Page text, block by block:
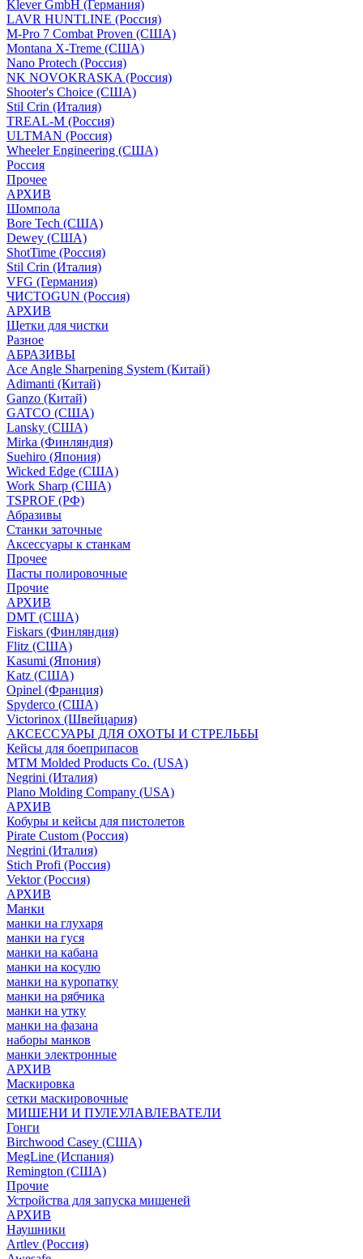
Klever GmbH (Германия)
LAVR HUNTLINE (Россия)
M-Pro 7 Combat Proven (СШA)
Montana X-Treme (США)
Nano Protech (Россия)
NK NOVOKRASKA (Россия)
Shooter's Choice (СШA)
Stil Crin (Италия)
TREAL-M (Россия)
ULTMAN (Россия)
Wheeler Engineering (СШA)
Россия
Прочее
АРХИВ
Шомпола
Bore Tech (США)
Dewey (США)
ShotTime (Россия)
Stil Crin (Италия)
VFG (Германия)
ЧИСТОGUN (Россия)
АРХИВ
Щетки для чистки
Разное
АБРАЗИВЫ
Ace Angle Sharpening System (Китай)
Adimanti (Китай)
Ganzo (Китай)
GATCO (США)
Lansky (США)
Mirka (Финляндия)
Suehiro (Япония)
Wicked Edge (США)
Work Sharp (США)
TSPROF (РФ)
Абразивы
Станки заточные
Аксессуары к станкам
Прочее
Пасты полировочные
Прочие
АРХИВ
DMT (США)
Fiskars (Финляндия)
Flitz (США)
Kasumi (Япония)
Katz (США)
Opinel (Франция)
Spyderco (США)
Victorinox (Швейцария)
АКСЕССУАРЫ ДЛЯ ОХОТЫ И СТРЕЛЬБЫ
Кейсы для боеприпасов
MTM Molded Products Co. (USA)
Negrini (Италия)
Plano Molding Company (USA)
АРХИВ
Кобуры и кейсы для пистолетов
Pirate Custom (Россия)
Negrini (Италия)
Stich Profi (Россия)
Vektor (Россия)
АРХИВ
Манки
манки на глухаря
манки на гуся
манки на кабана
манки на косулю
манки на куропатку
манки на рябчика
манки на утку
манки на фазана
наборы манков
манки электронные
АРХИВ
Маскировка
сетки маскировочные
МИШЕНИ И ПУЛЕУЛАВЛЕВАТЕЛИ
Гонги
Birchwood Casey (США)
MegLine (Испания)
Remington (США)
Прочие
Устройства для запуска мишеней
АРХИВ
Наушники
Artlev (Россия)